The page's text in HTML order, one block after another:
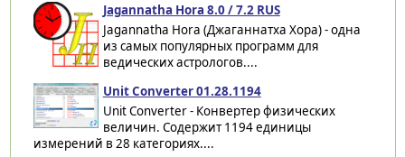
Jagannatha Hora 8.0 / 7.2 RUS
Jagannatha Hora (Джаганнатха Хора) - одна
из самых популярных программ для
ведических астрологов....
Unit Converter 01.28.1194
Unit Converter - Конвертер физических
величин. Cодержит 1194 единицы
измерений в 28 категориях....